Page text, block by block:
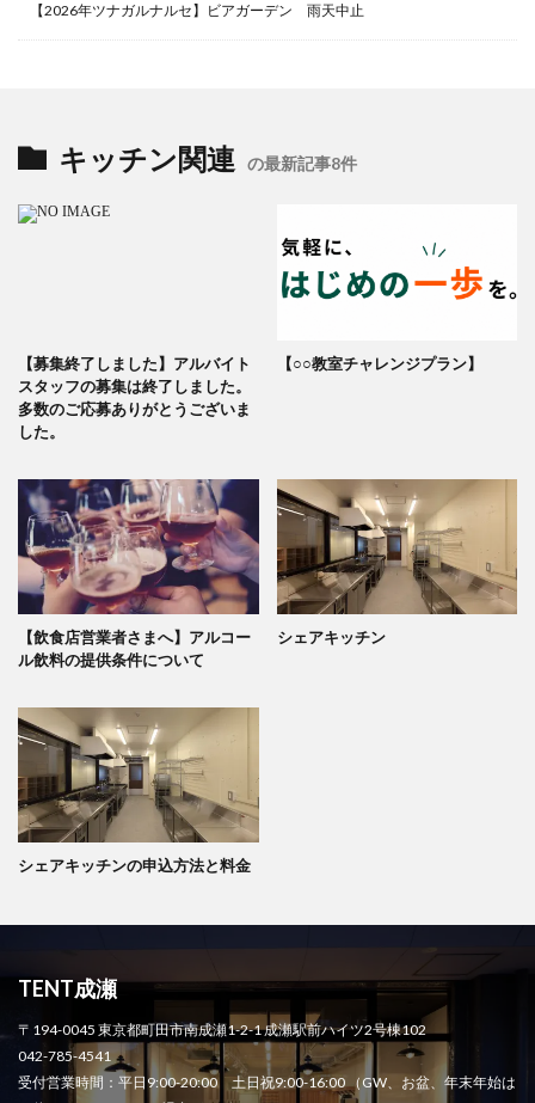
【2026年ツナガルナルセ】ビアガーデン 雨天中止
キッチン関連 の最新記事8件
【募集終了しました】アルバイト
スタッフの募集は終了しました。
多数のご応募ありがとうございま
した。
【○○教室チャレンジプラン】
【飲食店営業者さまへ】アルコー
ル飲料の提供条件について
シェアキッチン
シェアキッチンの申込方法と料金
TENT成瀬
〒194-0045 東京都町田市南成瀬1-2-1 成瀬駅前ハイツ2号棟102
042-785-4541
受付営業時間：平日9:00-20:00 土日祝9:00-16:00 （GW、お盆、年末年始は